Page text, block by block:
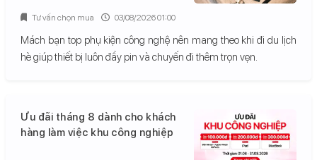
Mách bạn top phụ kiện công nghệ nên mang theo khi đi du lịch
hè giúp thiết bị luôn đầy pin và chuyến đi thêm trọn vẹn.
Tư vấn chọn mua 03/08/2026 01:00
Ưu đãi tháng 8 dành cho khách
hàng làm việc khu công nghiệp